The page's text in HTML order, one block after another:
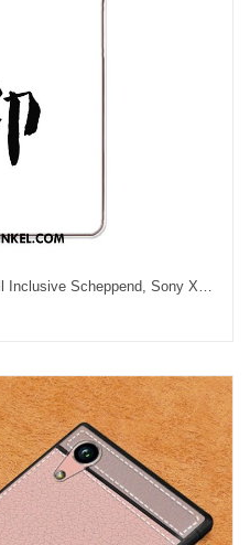
Sony Xperia Xa1 Hoesje Zacht All Inclusive Scheppend, Sony Xperia Xa1 Hoesje Mobiele Telefoon Pas